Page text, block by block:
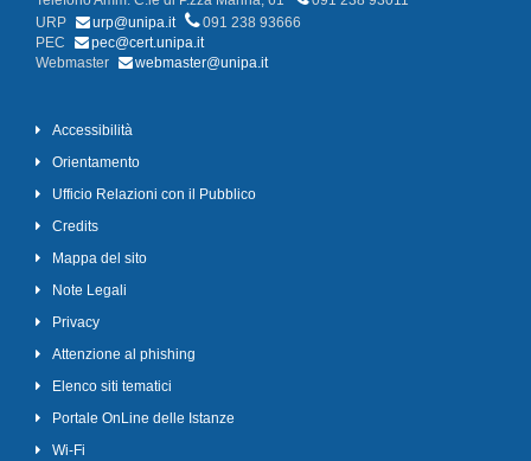
URP
urp@unipa.it
091 238 93666
PEC
pec@cert.unipa.it
Webmaster
webmaster@unipa.it
Accessibilità
Orientamento
Ufficio Relazioni con il Pubblico
Credits
Mappa del sito
Note Legali
Privacy
Attenzione al phishing
Elenco siti tematici
Portale OnLine delle Istanze
Wi-Fi